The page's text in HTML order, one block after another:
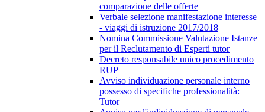
comparazione delle offerte
Verbale selezione manifestazione interesse
- viaggi di istruzione 2017/2018
Nomina Commissione Valutazione Istanze
per il Reclutamento di Esperti tutor
Decreto responsabile unico procedimento
RUP
Avviso individuazione personale interno
possesso di specifiche professionalità:
Tutor